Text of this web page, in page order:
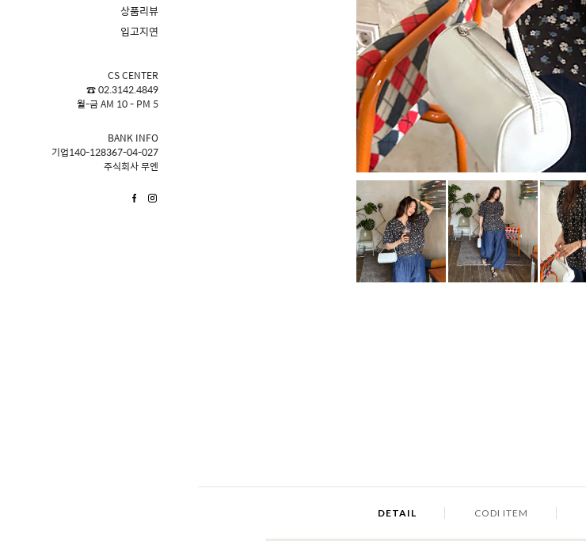
상품리뷰
입고지연
CS CENTER
☎ 02.3142.4849
월-금 AM 10 - PM 5
BANK INFO
기업140-128367-04-027
주식회사 무엔
DETAIL CODI ITEM